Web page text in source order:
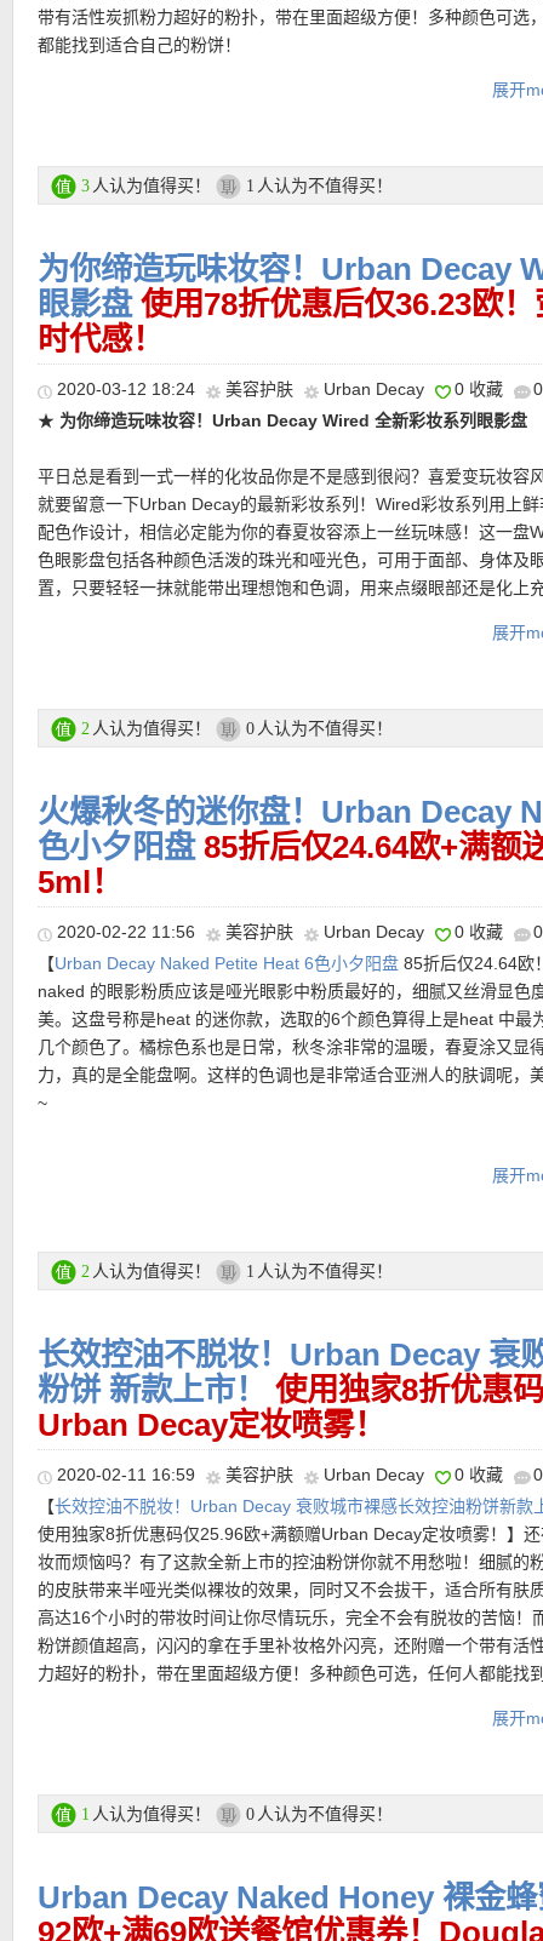
德国地区满60欧享DPD速递服务。直邮中国7.99磅邮费，满40磅免
★ 退货：14天内无理由退货
带有活性炭抓粉力超好的粉扑，带在里面超级方便！多种颜色可选
都能找到适合自己的粉饼！
更多Urban Decay商品链接在此
★ 买任意Urban Decay产品就送Urban Decay睫毛膏：
★折扣优惠码（仅限正价商品有效，无最低消费）点此查看
★ 购物满49欧输入优惠码：WATERMELON，赠送Glow Recipe西
膜！有效期 27.03.2020 – 29.03.2020
★ 购物输入优惠码： TEINT，即免费送：Douglas Color Card一份
Douglas App，配合色卡使用可测试出肤色色号，方便姐妹们挑粉
★【Douglas特价活动区低至半价直达链接见此】
★【Douglas大量给力赠品优惠码见此】
★【Douglas中文图文导购教程 点击这里查看】
展开
3 人认为值得买！ 1 人认为不值得买！
为你缔造玩味妆容！Urban Decay
眼影盘 使用78折优惠后仅36.23欧
时代感！
2020-03-12 18:24 美容护肤 Urban Decay 0 收藏
★ 为你缔造玩味妆容！Urban Decay Wired 全新彩妆系列眼影盘
平日总是看到一式一样的化妆品你是不是感到很闷？喜爱变玩妆容
就要留意一下Urban Decay的最新彩妆系列！Wired彩妆系列用上
配色作设计，相信必定能为你的春夏妆容添上一丝玩味感！这一盘
色眼影盘包括各种颜色活泼的珠光和哑光色，可用于面部、身体及
置，只要轻轻一抹就能带出理想饱和色调，用来点缀眼部还是化上
★ 可用78折优惠码： LFBEAUTY
★ 邮费：全场满20欧免邮（普通快递），包括德国、奥地利、瑞士
德国地区满60欧享DPD速递服务。直邮中国7.99磅邮费，满40磅免
★ 退货：14天内无理由退货
展开
2 人认为值得买！ 0 人认为不值得买！
火爆秋冬的迷你盘！Urban Decay
色小夕阳盘 85折后仅24.64欧+满额
5ml！
2020-02-22 11:56 美容护肤 Urban Decay 0 收藏
【Urban Decay Naked Petite Heat 6色小夕阳盘 85折后仅24.64欧
naked 的眼影粉质应该是哑光眼影中粉质最好的，细腻又丝滑显色
美。这盘号称是heat 的迷你款，选取的6个颜色算得上是heat 中最
几个颜色了。橘棕色系也是日常，秋冬涂非常的温暖，春夏涂又显
力，真的是全能盘啊。这样的色调也是非常适合亚洲人的肤调呢，
~
★ 全场正价彩妆15%优惠 ： HAPPY15，无最低消费，有效期
01.03.2020
★ 新用户全场正价15%优惠码 ：FEB15NEW，最低消费39欧，不
折扣优惠码叠加，有效期 01.02.2020 – 29.02.2020
★ 购物满49欧输入优惠码 ：CLINIQUE，赠送倩碧水磁场眼霜5ml
21.02.2020 – 22.02.2020
★ 每单送2个自选小样！！
展开
2 人认为值得买！ 1 人认为不值得买！
长效控油不脱妆！Urban Decay 衰
粉饼 新款上市！ 使用独家8折优惠
Urban Decay定妆喷雾！
2020-02-11 16:59 美容护肤 Urban Decay 0 收藏
【长效控油不脱妆！Urban Decay 衰败城市裸感长效控油粉饼新款
使用独家8折优惠码仅25.96欧+满额赠Urban Decay定妆喷雾！】
妆而烦恼吗？有了这款全新上市的控油粉饼你就不用愁啦！细腻的
的皮肤带来半哑光类似裸妆的效果，同时又不会拔干，适合所有肤
高达16个小时的带妆时间让你尽情玩乐，完全不会有脱妆的苦恼！
粉饼颜值超高，闪闪的拿在手里补妆格外闪亮，还附赠一个带有活
力超好的粉扑，带在里面超级方便！多种颜色可选，任何人都能找
购买Urban Decay产品满42欧就送Urban Decay定妆喷雾15ml：
展开
1 人认为值得买！ 0 人认为不值得买！
Urban Decay Naked Honey 裸金
92欧+满69欧送餐馆优惠券！